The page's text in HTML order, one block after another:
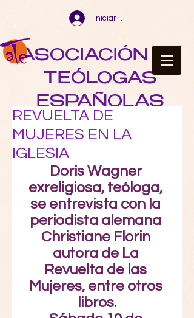
Iniciar sesión
ASOCIACIÓN DE
TEÓLOGAS
ESPAÑOLAS
REVUELTA DE
MUJERES EN LA
IGLESIA
Doris Wagner
exreligiosa, teóloga,
se entrevista con la
periodista alemana
Christiane Florin
autora de La
Revuelta de las
Mujeres, entre otros
libros.